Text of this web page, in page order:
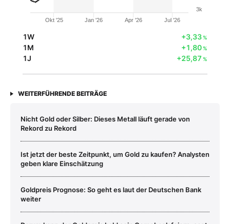
Okt '25 Jan '26 Apr '26 Jul '26
3k
1W +3,33%
1M +1,80%
1J +25,87 %
WEITERFÜHRENDE BEITRÄGE
Nicht Gold oder Silber: Dieses Metall läuft gerade von
Rekord zu Rekord
Ist jetzt der beste Zeitpunkt, um Gold zu kaufen? Analysten
geben klare Einschätzung
Goldpreis Prognose: So geht es laut der Deutschen Bank
weiter